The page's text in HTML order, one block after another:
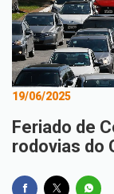
19/06/2025
Feriado de
rodovias do